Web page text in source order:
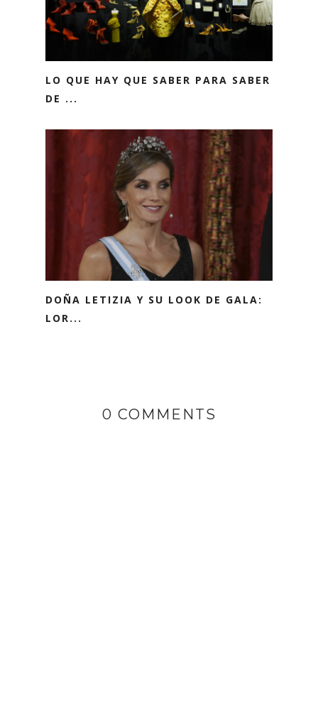
LO QUE HAY QUE SABER PARA SABER
DE ...
DOÑA LETIZIA Y SU LOOK DE GALA:
LOR...
0 COMMENTS